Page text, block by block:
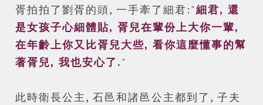
胥拍拍了劉胥的頭, 一手牽了細君:"細君, 還
是女孩子心細體貼, 胥兒在輩份上大你一輩,
在年齡上你又比胥兒大些, 看你這麼懂事的幫
著胥兒, 我也安心了."
此時衛長公主, 石邑和諸邑公主都到了, 子夫